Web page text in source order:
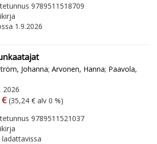
9789511518709
1.9.2026
Johanna; Arvonen, Hanna; Paavola,
2026
hinta
€ Arvonlisäveroton hinta
(35,24 € alv 0 %)
9789511521037
ladattavissa